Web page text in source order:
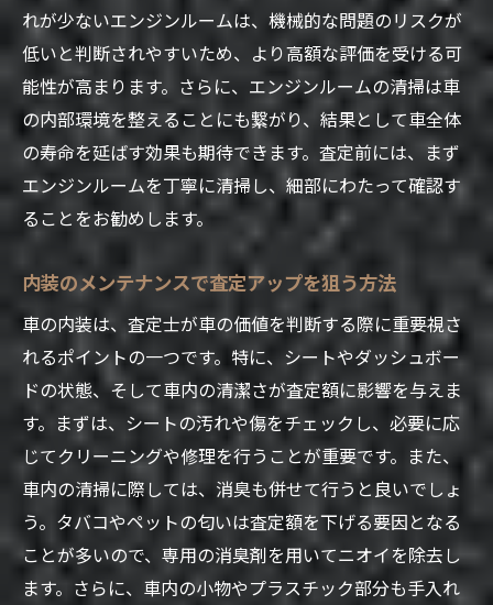
れが少ないエンジンルームは、機械的な問題のリスクが
低いと判断されやすいため、より高額な評価を受ける可
能性が高まります。さらに、エンジンルームの清掃は車
の内部環境を整えることにも繋がり、結果として車全体
の寿命を延ばす効果も期待できます。査定前には、まず
エンジンルームを丁寧に清掃し、細部にわたって確認す
ることをお勧めします。
内装のメンテナンスで査定アップを狙う方法
車の内装は、査定士が車の価値を判断する際に重要視さ
れるポイントの一つです。特に、シートやダッシュボー
ドの状態、そして車内の清潔さが査定額に影響を与えま
す。まずは、シートの汚れや傷をチェックし、必要に応
じてクリーニングや修理を行うことが重要です。また、
車内の清掃に際しては、消臭も併せて行うと良いでしょ
う。タバコやペットの匂いは査定額を下げる要因となる
ことが多いので、専用の消臭剤を用いてニオイを除去し
ます。さらに、車内の小物やプラスチック部分も手入れ